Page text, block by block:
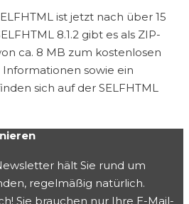
ist jetzt nach über 15
8.1.2 gibt es als ZIP-
ca. 8 MB zum kostenlosen
Informationen sowie ein
sich auf der SELFHTML
hält Sie rund um
regelmäßig natürlich.
Sie brauchen nur Ihre E-Mail-